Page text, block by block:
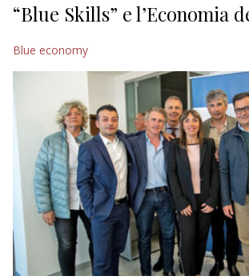
CULTURA
NAUTICA
EDITORIALI
“Blue Skills” e l’Economia
Blue economy